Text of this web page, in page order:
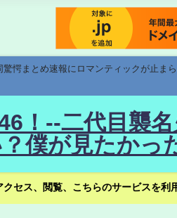
愕まとめ速報にロマンティックが止
！--二代目襲
僕が見たかっ
セス、閲覧、こちらのサービスを